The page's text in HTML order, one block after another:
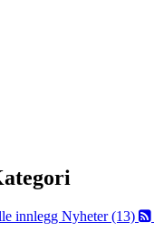
innlegg Nyheter (13)